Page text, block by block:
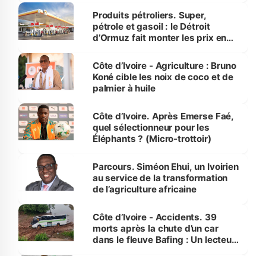
menacées
Produits pétroliers. Super,
pétrole et gasoil : le Détroit
d’Ormuz fait monter les prix en
Côte d’Ivoire - Agriculture : Bruno
Koné cible les noix de coco et de
palmier à huile
Côte d’Ivoire. Après Emerse Faé,
quel sélectionneur pour les
Éléphants ? (Micro-trottoir)
Parcours. Siméon Ehui, un Ivoirien
au service de la transformation
de l’agriculture africaine
Côte d’Ivoire - Accidents. 39
morts après la chute d’un car
dans le fleuve Bafing : Un lecteur